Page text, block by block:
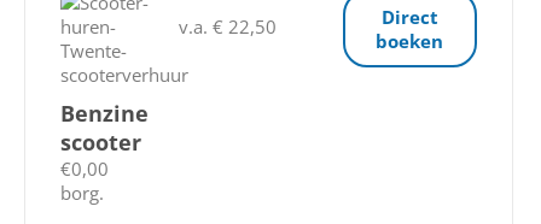
Benzine
scooter
€0,00
borg.
v.a. € 22,50
Direct
boeken